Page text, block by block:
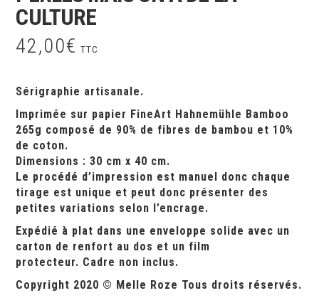
CULTURE
42,00€ TTC
Sérigraphie artisanale.
Imprimée sur papier FineArt Hahnemühle Bamboo
265g composé de 90% de fibres de bambou et 10%
de coton.
Dimensions : 30 cm x 40 cm.
Le procédé d’impression est manuel donc chaque
tirage est unique et peut donc présenter des
petites variations selon l’encrage.
Expédié à plat dans une enveloppe solide avec un
carton de renfort au dos et un film
protecteur. Cadre non inclus.
Copyright 2020 © Melle Roze Tous droits réservés.